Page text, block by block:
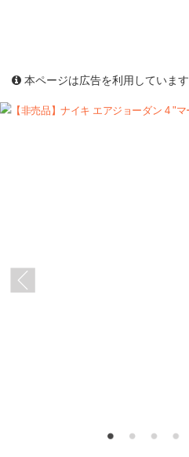
本ページは広告を利用しています